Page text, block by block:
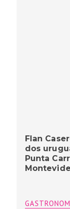
Flan
dos
Punta